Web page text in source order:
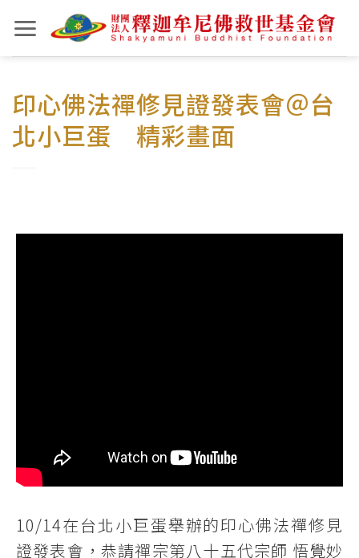
to
content
印心佛法禪修見證發表會＠台
北小巨蛋 精彩畫面
10/14在台北小巨蛋舉辦的印心佛法禪修見
證發表會，恭請禪宗第八十五代宗師 悟覺妙